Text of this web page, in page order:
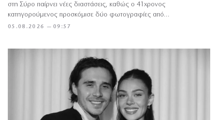
05.08.2026 — 09:57
στη Σύρο παίρνει νέες διαστάσεις, καθώς ο 41χρονος
κατηγορούμενος προσκόμισε δύο φωτογραφίες από…